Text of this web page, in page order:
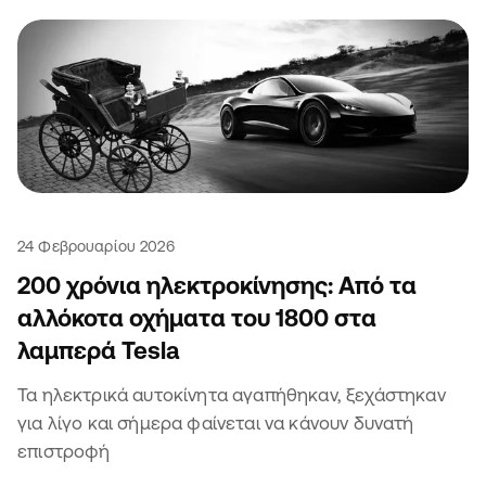
24 Φεβρουαρίου 2026
200 χρόνια ηλεκτροκίνησης: Από τα
αλλόκοτα οχήματα του 1800 στα
λαμπερά Tesla
Τα ηλεκτρικά αυτοκίνητα αγαπήθηκαν, ξεχάστηκαν
για λίγο και σήμερα φαίνεται να κάνουν δυνατή
επιστροφή